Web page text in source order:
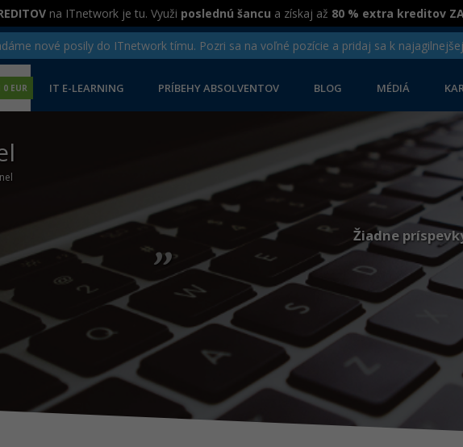
na ITnetwork je tu. Využi poslednú šancu a získaj až 80 % extra kreditov
nové posily do ITnetwork tímu. Pozri sa na voľné pozície a pridaj sa k
0 EUR IT E-LEARNING PRÍBEHY ABSOLVENTOV BLOG MÉDIÁ
„ Žiadne